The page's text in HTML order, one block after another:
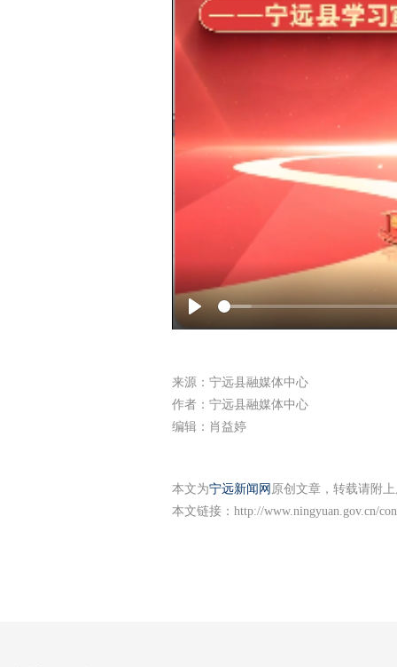
Play
来源：宁远县融媒体中心
作者：宁远县融媒体中心
编辑：肖益婷
本文为宁远新闻网 原创文章，转载请附
本文链接： http://www.ningyuan.gov.cn/